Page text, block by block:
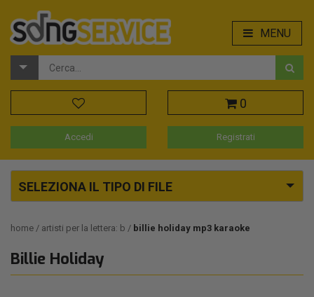
MENU
0
Accedi Registrati
SELEZIONA IL TIPO DI FILE
home artisti per la lettera: b billie holiday mp3 karaoke
Billie Holiday